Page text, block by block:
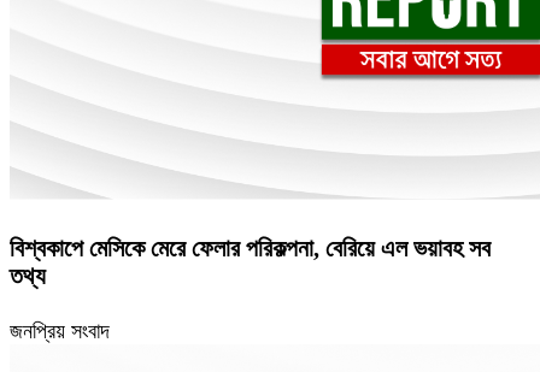
বিশ্বকাপে মেসিকে মেরে ফেলার পরিকল্পনা, বেরিয়ে এল ভয়াবহ সব
তথ্য
জনপ্রিয় সংবাদ